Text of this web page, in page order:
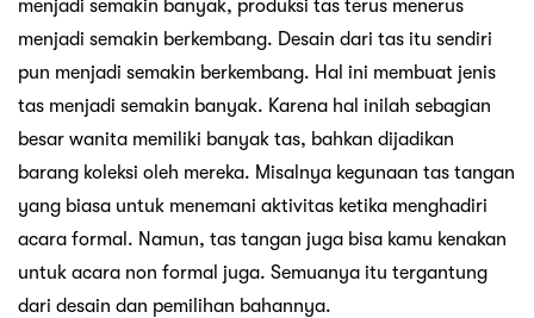
menjadi semakin banyak, produksi tas terus menerus
menjadi semakin berkembang. Desain dari tas itu sendiri
pun menjadi semakin berkembang. Hal ini membuat jenis
tas menjadi semakin banyak. Karena hal inilah sebagian
besar wanita memiliki banyak tas, bahkan dijadikan
barang koleksi oleh mereka. Misalnya kegunaan tas tangan
yang biasa untuk menemani aktivitas ketika menghadiri
acara formal. Namun, tas tangan juga bisa kamu kenakan
untuk acara non formal juga. Semuanya itu tergantung
dari desain dan pemilihan bahannya.